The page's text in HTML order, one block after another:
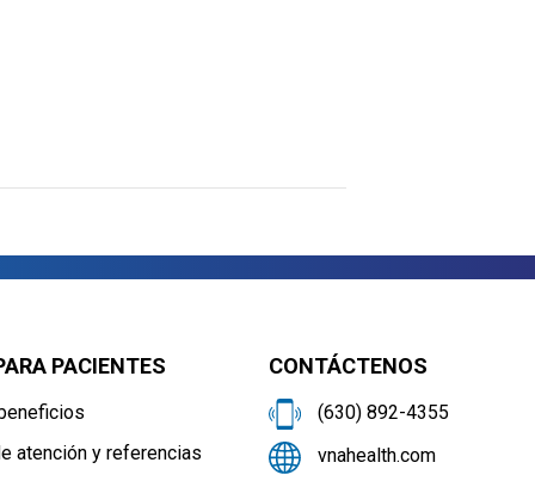
PACIENTES
atención y referencias
CONTÁCTENOS
(630) 892-4355
vnahealth.com